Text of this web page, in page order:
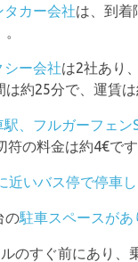
タカー会社は、到着
シー会社は2社あり
約25分で、運賃
駅、フルガーフェン
の料金は約4€です
近いバス停で停車
の駐車スペースがあ
のすぐ前にあり、